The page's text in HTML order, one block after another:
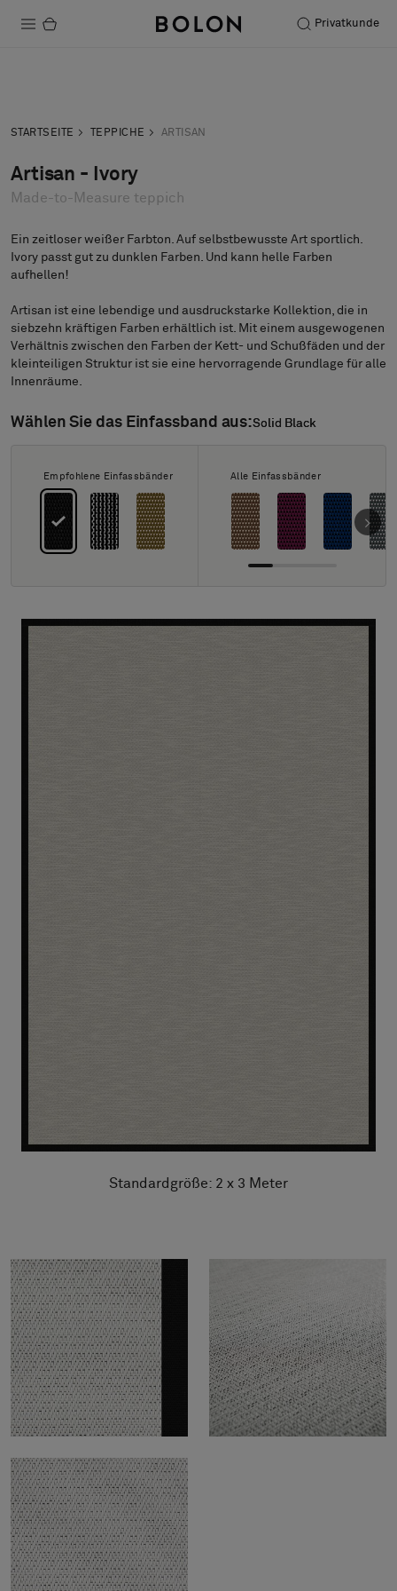
Privatkunde
Nachhaltigkeit
Installation
Instandhaltung
Designerkollaborationen
Stories
FAQ
Kontakt
Image & Material Bank
Land auswählen
STARTSEITE TEPPICHE ARTISAN
Artisan - Ivory
Made-to-Measure teppich
Ein zeitloser weißer Farbton. Auf selbstbewusste Art sportlich.
Ivory passt gut zu dunklen Farben. Und kann helle Farben
aufhellen!
Artisan ist eine lebendige und ausdruckstarke Kollektion, die in
siebzehn kräftigen Farben erhältlich ist. Mit einem ausgewogenen
Verhältnis zwischen den Farben der Kett- und Schußfäden und der
kleinteiligen Struktur ist sie eine hervorragende Grundlage für alle
Innenräume.
Wählen Sie das Einfassband aus:Solid Black
Solid Black
Empfohlene Einfassbänder Alle Einfassbänder
Standardgröße: 2 x 3 Meter